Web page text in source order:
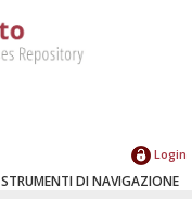
Login
STRUMENTI DI NAVIGAZIONE